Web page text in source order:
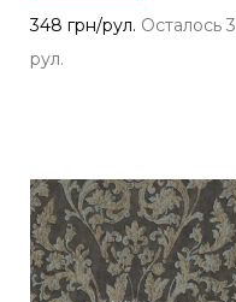
348 грн/рул. Осталось 3
рул.